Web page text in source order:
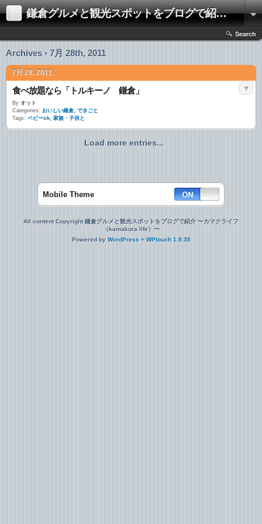
鎌倉グルメと観光スポットをブログで紹介 〜カマクライフ（kamakura life）〜
Search
Archives › 7月 28th, 2011
7月 28, 2011
食べ放題なら「トルキーノ 鎌倉」
By オット
Categories: おいしい鎌倉, できごと
Tags: ベビーok, 家族・子供と
Load more entries...
Mobile Theme
All content Copyright 鎌倉グルメと観光スポットをブログで紹介 〜カマクライフ
（kamakura life）〜
Powered by WordPress + WPtouch 1.9.35